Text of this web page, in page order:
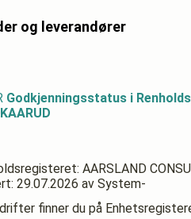
og leverandører
Godkjenningsstatus i
AARSLAND
29.07.2026 av System-
finner du på